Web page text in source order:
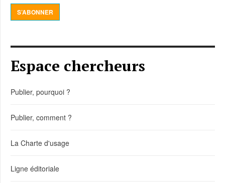
S’ABONNER
Espace chercheurs
Publier, pourquoi ?
Publier, comment ?
La Charte d'usage
Ligne éditoriale